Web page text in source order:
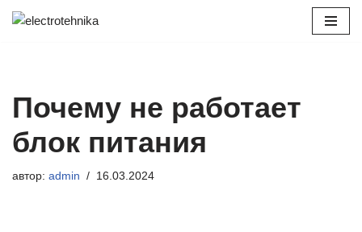
Почему не работает
блок питания
автор: admin 16.03.2024